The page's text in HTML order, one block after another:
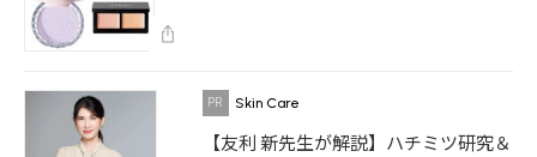
Skin Care
【友利 新先生が解説】ハチミツ研究＆